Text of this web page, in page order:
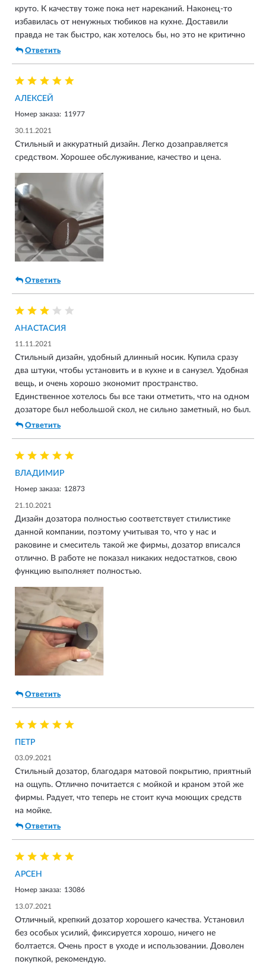
круто. К качеству тоже пока нет нареканий. Наконец-то
избавилась от ненужных тюбиков на кухне. Доставили
правда не так быстро, как хотелось бы, но это не критично
Ответить
АЛЕКСЕЙ
Номер заказа: 11977
30.11.2021
Стильный и аккуратный дизайн. Легко дозаправляется
средством. Хорошее обслуживание, качество и цена.
Ответить
АНАСТАСИЯ
11.11.2021
Стильный дизайн, удобный длинный носик. Купила сразу
два штуки, чтобы установить и в кухне и в санузел. Удобная
вещь, и очень хорошо экономит пространство.
Единственное хотелось бы все таки отметить, что на одном
дозаторе был небольшой скол, не сильно заметный, но был.
Ответить
ВЛАДИМИР
Номер заказа: 12873
21.10.2021
Дизайн дозатора полностью соответствует стилистике
данной компании, поэтому учитывая то, что у нас и
раковине и смеситель такой же фирмы, дозатор вписался
отлично. В работе не показал никаких недостатков, свою
функцию выполняет полностью.
Ответить
ПЕТР
03.09.2021
Стильный дозатор, благодаря матовой покрытию, приятный
на ощупь. Отлично почитается с мойкой и краном этой же
фирмы. Радует, что теперь не стоит куча моющих средств
на мойке.
Ответить
АРСЕН
Номер заказа: 13086
13.07.2021
Отличный, крепкий дозатор хорошего качества. Установил
без особых усилий, фиксируется хорошо, ничего не
болтается. Очень прост в уходе и использовании. Доволен
покупкой, рекомендую.